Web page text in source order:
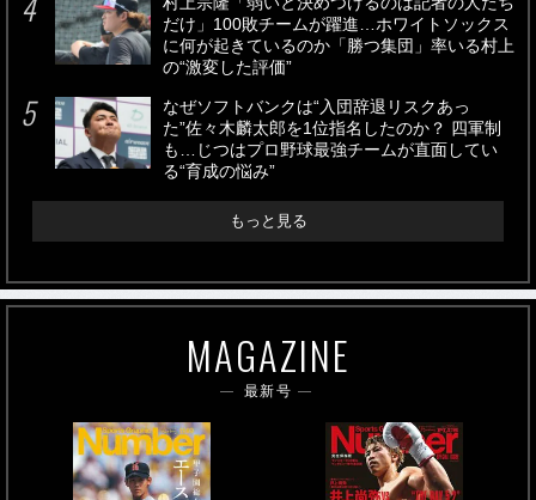
だけ」100敗チームが躍進…ホワイトソックス
に何が起きているのか「勝つ集団」率いる村上
の“激変した評価”
なぜソフトバンクは“入団辞退リスクあっ
た”佐々木麟太郎を1位指名したのか？ 四軍制
も…じつはプロ野球最強チームが直面してい
る“育成の悩み”
もっと見る
MAGAZINE
最新号